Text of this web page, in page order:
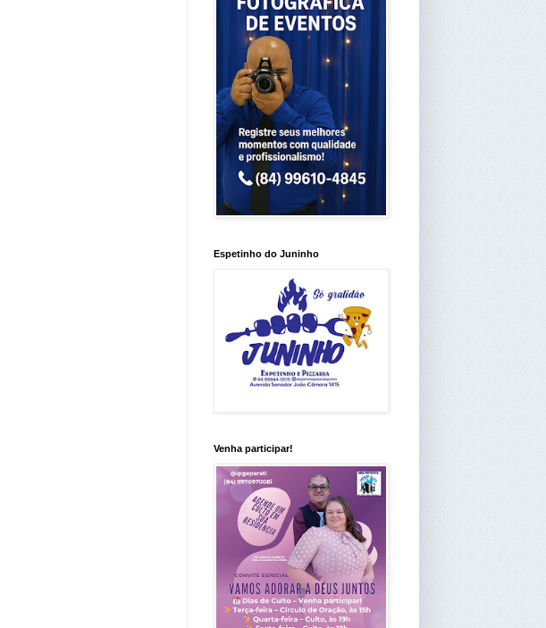
Espetinho do Juninho
Venha participar!